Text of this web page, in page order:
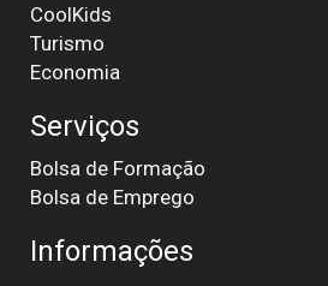
CoolKids
Turismo
Economia
Serviços
Bolsa de Formação
Bolsa de Emprego
Informações